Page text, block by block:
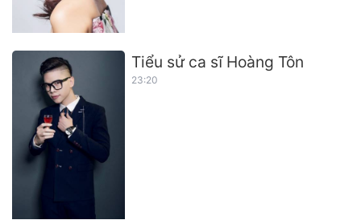
Tiểu sử ca sĩ Hoàng Tôn
23:20